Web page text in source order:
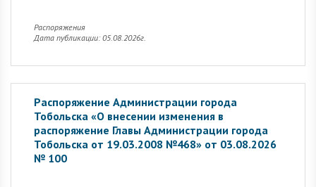
Распоряжения
Дата публикации: 05.08.2026г.
Распоряжение Администрации города
Тобольска «О внесении изменения в
распоряжение Главы Администрации города
Тобольска от 19.03.2008 №468» от 03.08.2026
№ 100